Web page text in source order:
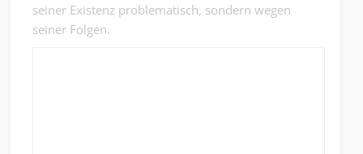
seiner Existenz problematisch, sondern wegen
seiner Folgen.